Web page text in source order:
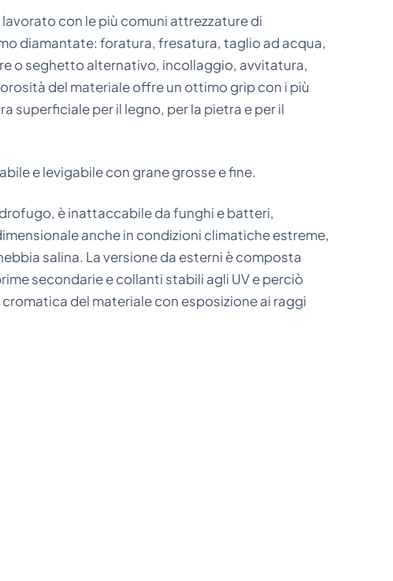
con le più comuni attrezzature di
diamantate: foratura, fresatura, taglio ad acqua,
o seghetto alternativo, incollaggio, avvitatura,
del materiale offre un ottimo grip con i più
superficiale per il legno, per la pietra e per il
e levigabile con grane grosse e fine.
è inattaccabile da funghi e batteri,
anche in condizioni climatiche estreme,
salina. La versione da esterni è composta
secondarie e collanti stabili agli UV e perciò
del materiale con esposizione ai raggi